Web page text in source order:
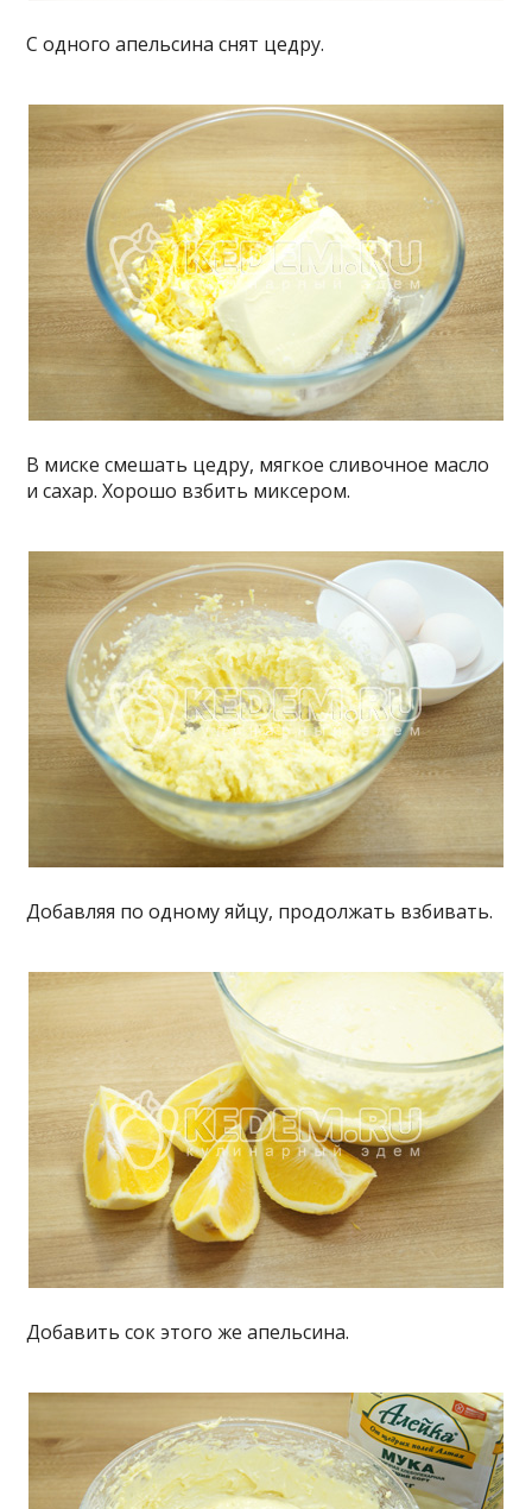
С одного апельсина снят цедру.
В миске смешать цедру, мягкое сливочное масло
и сахар. Хорошо взбить миксером.
Добавляя по одному яйцу, продолжать взбивать.
Добавить сок этого же апельсина.